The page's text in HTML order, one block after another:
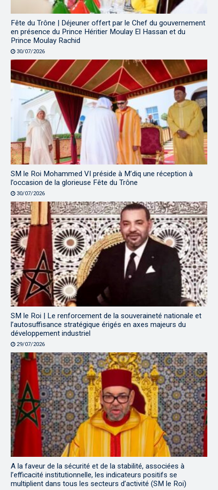
Fête du Trône | Déjeuner offert par le Chef du gouvernement
en présence du Prince Héritier Moulay El Hassan et du
Prince Moulay Rachid
30/07/2026
SM le Roi Mohammed VI préside à M’diq une réception à
l’occasion de la glorieuse Fête du Trône
30/07/2026
SM le Roi | Le renforcement de la souveraineté nationale et
l’autosuffisance stratégique érigés en axes majeurs du
développement industriel
29/07/2026
A la faveur de la sécurité et de la stabilité, associées à
l’efficacité institutionnelle, les indicateurs positifs se
multiplient dans tous les secteurs d’activité (SM le Roi)